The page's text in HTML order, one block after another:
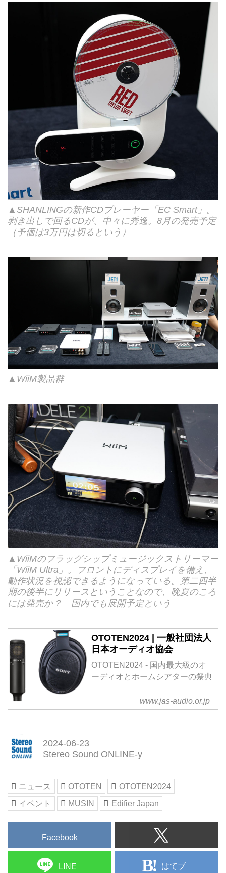
▲SHANLINGの新作CDプレーヤー「EC Smart」。
剥き出しで回るCDが、中々に秀逸。8月の発売予定
（予価は3万円は切るという）
▲WiiM製品群
▲WiiMのフラッグシップミュージックストリーマー
「WiiM Ultra」。フロントにディスプレイを備え、
動作状況を視認できるようになっている。第二四半
期の後半にリリースということなので、晩夏のころ
には発売か？ 国内でも展開予定という
OTOTEN2024 | 一般社団法人
日本オーディオ協会
OTOTEN2024 - 国内最大級のオ
ーディオとホームシアターの祭典
www.jas-audio.or.jp
2024-06-23
Stereo Sound ONLINE-y
ニュース OTOTEN
OTOTEN2024
イベント
MUSIN Edifier Japan
Facebook
LINE はてブ